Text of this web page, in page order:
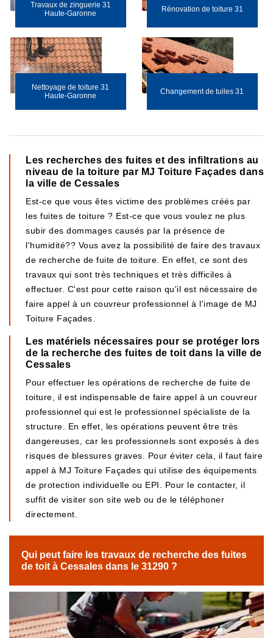
Travaux de zinguerie 31
Haute-Garonne
Rénovation de toiture 31
Nettoyage de toiture 31
Haute-Garonne
Changement de tuiles 31
Les recherches des fuites et des infiltrations au
niveau de la toiture par MJ Toiture Façades dans
la ville de Cessales
Est-ce que vous êtes victime des problèmes créés par
les fuites de toiture ? Est-ce que vous voulez ne plus
subir des dommages causés par la présence de
l'humidité?? Vous avez la possibilité de faire des travaux
de recherche de fuite de toiture. En effet, ce sont des
travaux qui sont très techniques et très difficiles à
effectuer. C'est pour cette raison qu'il est nécessaire de
faire appel à un couvreur professionnel à l'image de MJ
Toiture Façades.
Les matériels nécessaires pour se protéger lors
de la recherche des fuites de toit dans la ville de
Cessales
Pour effectuer les opérations de recherche de fuite de
toiture, il est indispensable de faire appel à un couvreur
professionnel qui est le professionnel spécialiste de la
structure. En effet, les opérations peuvent être très
dangereuses, car les professionnels sont exposés à des
risques de blessures graves. Pour éviter cela, il faut faire
appel à MJ Toiture Façades qui utilise des équipements
de protection individuelle ou EPI. Pour le contacter, il
suffit de visiter son site web ou de le téléphoner
directement.
Qui peut faire les travaux de recherche des fuites
de toit à Cessales dans le 31290 ?